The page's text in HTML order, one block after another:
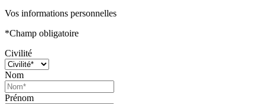
Vos informations personnelles
*Champ obligatoire
Civilité
Nom
Prénom